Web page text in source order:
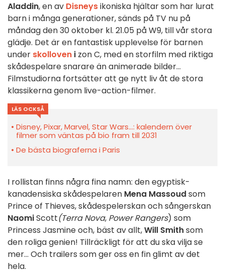
Aladdin, en av Disneysikoniska hjältar som har lurat
barn i många generationer, sänds på TV nu på
måndag den 30 oktober kl. 21.05 på W9, till vår stora
glädje. Det är en fantastisk upplevelse för barnen
under skolloven i zon C, med en storfilm med riktiga
skådespelare snarare än animerade bilder...
Filmstudiorna fortsätter att ge nytt liv åt de stora
klassikerna genom live-action-filmer.
LÄS OCKSÅ
Disney, Pixar, Marvel, Star Wars...: kalendern över
filmer som väntas på bio fram till 2031
De bästa biograferna i Paris
I rollistan finns några fina namn: den egyptisk-
kanadensiska skådespelaren Mena Massoudsom
Prince of Thieves, skådespelerskan och sångerskan
NaomiScott(Terra Nova, Power Rangers) som
Princess Jasmine och, bäst av allt,Will Smithsom
den roliga genien! Tillräckligt för att du ska vilja se
mer... Och trailers som ger oss en fin glimt av det
hela.